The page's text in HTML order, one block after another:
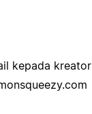
kepada kreator